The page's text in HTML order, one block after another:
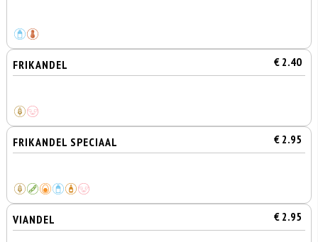
FRIKANDEL € 2.40
FRIKANDEL SPECIAAL € 2.95
VIANDEL € 2.95